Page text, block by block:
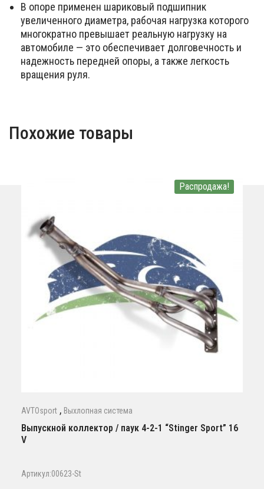
В опоре применен шариковый подшипник
увеличенного диаметра, рабочая нагрузка которого
многократно превышает реальную нагрузку на
автомобиле — это обеспечивает долговечность и
надежность передней опоры, а также легкость
вращения руля.
Похожие товары
Распродажа!
AVTOsport , Выхлопная система
Выпускной коллектор / паук 4-2-1 “Stinger Sport” 16
V
Артикул:00623-St